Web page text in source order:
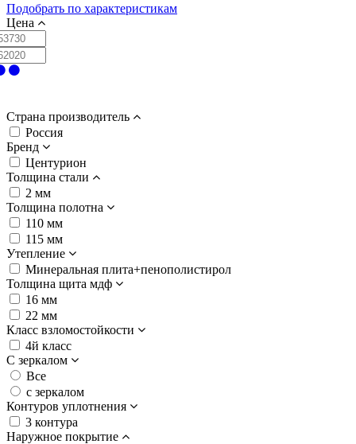
Подобрать по характеристикам
Цена
Страна производитель
Россия
Бренд
Центурион
Толщина стали
2 мм
Толщина полотна
110 мм
115 мм
Утепление
Минеральная плита+пенополистирол
Толщина щита мдф
16 мм
22 мм
Класс взломостойкости
4й класс
С зеркалом
Все
с зеркалом
Контуров уплотнения
3 контура
Наружное покрытие